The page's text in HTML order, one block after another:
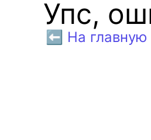
Упс,
⬅️ На главную